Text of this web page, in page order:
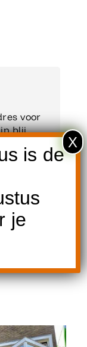
voor
blij
onze
is de
je
X